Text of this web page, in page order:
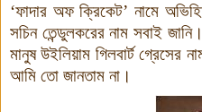
‘ফাদার অফ ক্রিকেট’ নামে
সচিন তেন্ডুলকরের নাম সবাই জানি
মানুষ উইলিয়াম গিলবার্ট
আমি তো জানতাম না।